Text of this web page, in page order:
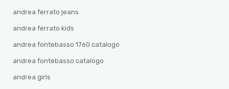
andrea ferrato jeans
andrea ferrato kids
andrea fontebasso 1760 catalogo
andrea fontebasso catalogo
andrea girls